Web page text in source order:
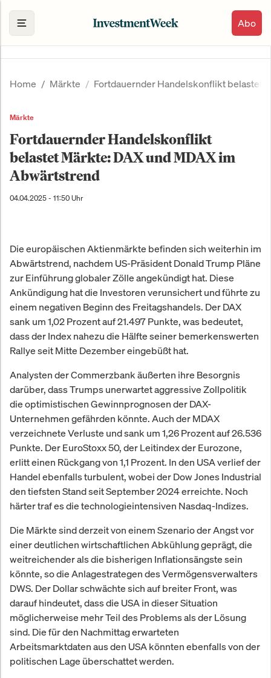
Abo
Home Märkte Fortdauernder Handelskonflikt belastet
Märkte
Fortdauernder Handelskonflikt
belastet Märkte: DAX und MDAX im
Abwärtstrend
04.04.2025 - 11:50 Uhr
Die europäischen Aktienmärkte befinden sich weiterhin im
Abwärtstrend, nachdem US-Präsident Donald Trump Pläne
zur Einführung globaler Zölle angekündigt hat. Diese
Ankündigung hat die Investoren verunsichert und führte zu
einem negativen Beginn des Freitagshandels. Der DAX
sank um 1,02 Prozent auf 21.497 Punkte, was bedeutet,
dass der Index nahezu die Hälfte seiner bemerkenswerten
Rallye seit Mitte Dezember eingebüßt hat.
Analysten der Commerzbank äußerten ihre Besorgnis
darüber, dass Trumps unerwartet aggressive Zollpolitik
die optimistischen Gewinnprognosen der DAX-
Unternehmen gefährden könnte. Auch der MDAX
verzeichnete Verluste und sank um 1,26 Prozent auf 26.536
Punkte. Der EuroStoxx 50, der Leitindex der Eurozone,
erlitt einen Rückgang von 1,1 Prozent. In den USA verlief der
Handel ebenfalls turbulent, wobei der Dow Jones Industrial
den tiefsten Stand seit September 2024 erreichte. Noch
härter traf es die technologieintensiven Nasdaq-Indizes.
Die Märkte sind derzeit von einem Szenario der Angst vor
einer deutlichen wirtschaftlichen Abkühlung geprägt, die
weitreichender als die bisherigen Inflationsängste sein
könnte, so die Anlagestrategen des Vermögensverwalters
DWS. Der Dollar schwächte sich auf breiter Front, was
darauf hindeutet, dass die USA in dieser Situation
möglicherweise mehr Teil des Problems als der Lösung
sind. Die für den Nachmittag erwarteten
Arbeitsmarktdaten aus den USA könnten ebenfalls von der
politischen Lage überschattet werden.